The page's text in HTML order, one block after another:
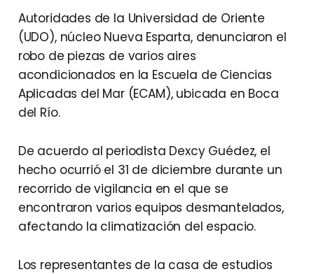
Autoridades de la Universidad de Oriente
(UDO), núcleo Nueva Esparta, denunciaron el
robo de piezas de varios aires
acondicionados en la Escuela de Ciencias
Aplicadas del Mar (ECAM), ubicada en Boca
del Río.
De acuerdo al periodista Dexcy Guédez, el
hecho ocurrió el 31 de diciembre durante un
recorrido de vigilancia en el que se
encontraron varios equipos desmantelados,
afectando la climatización del espacio.
Los representantes de la casa de estudios